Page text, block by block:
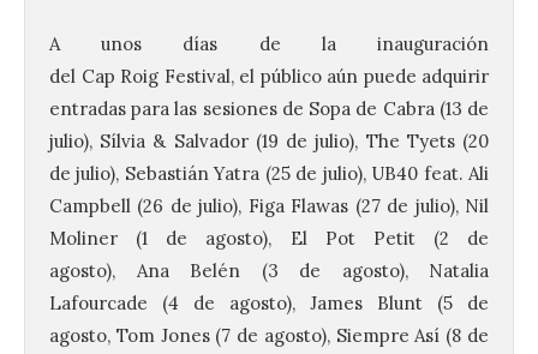
A unos días de la inauguración
del Cap Roig Festival, el público aún puede adquirir
entradas para las sesiones de Sopa de Cabra (13 de
julio), Sílvia & Salvador (19 de julio), The Tyets (20
de julio), Sebastián Yatra (25 de julio), UB40 feat. Ali
Campbell (26 de julio), Figa Flawas (27 de julio), Nil
Moliner (1 de agosto), El Pot Petit (2 de
agosto), Ana Belén (3 de agosto), Natalia
Lafourcade (4 de agosto), James Blunt (5 de
agosto, Tom Jones (7 de agosto), Siempre Así (8 de